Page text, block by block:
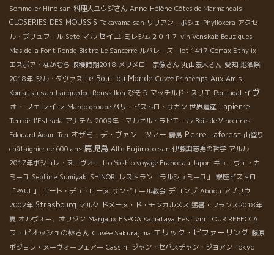
Sommelier Hino san 料理人ユウジさん Anne-Hélène Côtes de Marmandais
CLOSERIES DES MOUSSIS Takayama san リリアン・ボシェ Phylloxera アクセ
ル・プリュフール Sete マルセイユ ミレジム２０１７ vin Venskab Bouzigues
Mas de la Font Ronde Bistro Le Sancerre ルバレーズ lot 1417 Comax Ethylix
エスポア・なかむら 収穫時期2018 メリメロ 宗像さん 丸山宏人さん 愛知 地酒祭
2018年 ジル・ダヴァス Le Bout du Monde Cuvee Printemps Aux Amis
Komatsu san Languedoc-Roussillon びそう マッチルド・スリエ Portugal イヴ
ォ・フェレイラ Margo groupe パリ・ビストロ・サガン 世界遺産 Lapierre
Terroir l'Estrada アナテム 2009年 マルセル・ラピエール Bois de Vincennes
Edouard Adam Ten オザミ・デ・ヴァン ツアー 霧島 Pierre Laforest 山登り
châtaignier de 600 ans 鹿児島 Alliq Fujimoto san 伊藤與志男の哲学 アルル
2017年ボジョレ・ヌーヴォー Ito Yoshio voyage France au Japon キューヴェ・カ
ミーユ Septime Sumiyaki SHINORI レストラン「ラルシュミーユ」
銀座ビストロ
「PAUL」
コート・デュ・ローヌ サンピエール教会 デコンブ Abriou アブリウ
2002年 Strasbourg マルク ドメーヌ・ド・モンカルメス 猛暑・フランス2018年
夏 オルヴォー、オリゾン Margaux ESPOA Kamataya Festivin TOUR REBECCA
ラ・ピオッシュの林さん Cuvée Sakurajima エリック・ピファーリング 藤原
ボジョレ・ヌーヴォーフェアー Cassini ジャン・セバスチャン・ジョアン Tokyo